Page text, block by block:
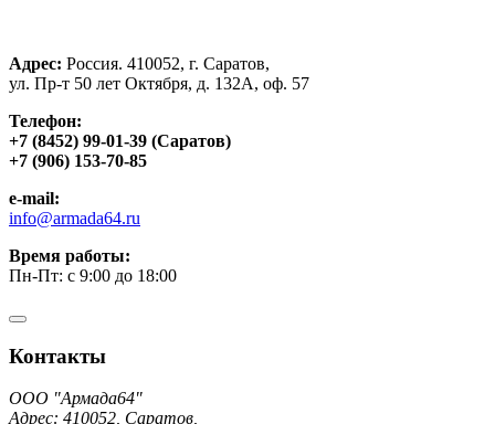
Адрес: Россия. 410052, г. Саратов,
ул. Пр-т 50 лет Октября, д. 132А, оф. 57
Телефон:
+7 (8452) 99-01-39 (Саратов)
+7 (906) 153-70-85
e-mail:
info@armada64.ru
Время работы:
Пн-Пт: с 9:00 до 18:00
Контакты
ООО "Армада64"
Адрес: 410052, Саратов,